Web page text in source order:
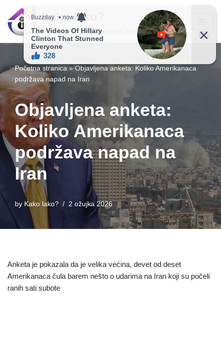
Skip
Kako lako?
Vaš vodič ka jednostavnijem životu!
Početna stranica » Objavljena anketa: Koliko Amerikanaca
podržava napad na Iran
Objavljena anketa:
Koliko Amerikanaca
podržava napad na
Iran
by Kako lako? 2 ožujka 2026
Anketa je pokazala da je velika većina, devet od deset
Amerikanaca čula barem nešto o udarima na Iran koji su počeli
ranih sati subote